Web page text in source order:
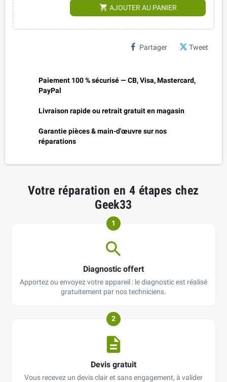
shopping_cart AJOUTER AU PANIER
Partager Tweet
Paiement 100 % sécurisé — CB, Visa, Mastercard,
PayPal
Livraison rapide ou retrait gratuit en magasin
Garantie pièces & main-d'œuvre sur nos
réparations
Votre réparation en 4 étapes chez
Geek33
1
Diagnostic offert
Apportez ou envoyez votre appareil : le diagnostic est réalisé
gratuitement par nos techniciens.
2
Devis gratuit
Vous recevez un devis clair et sans engagement, à valider